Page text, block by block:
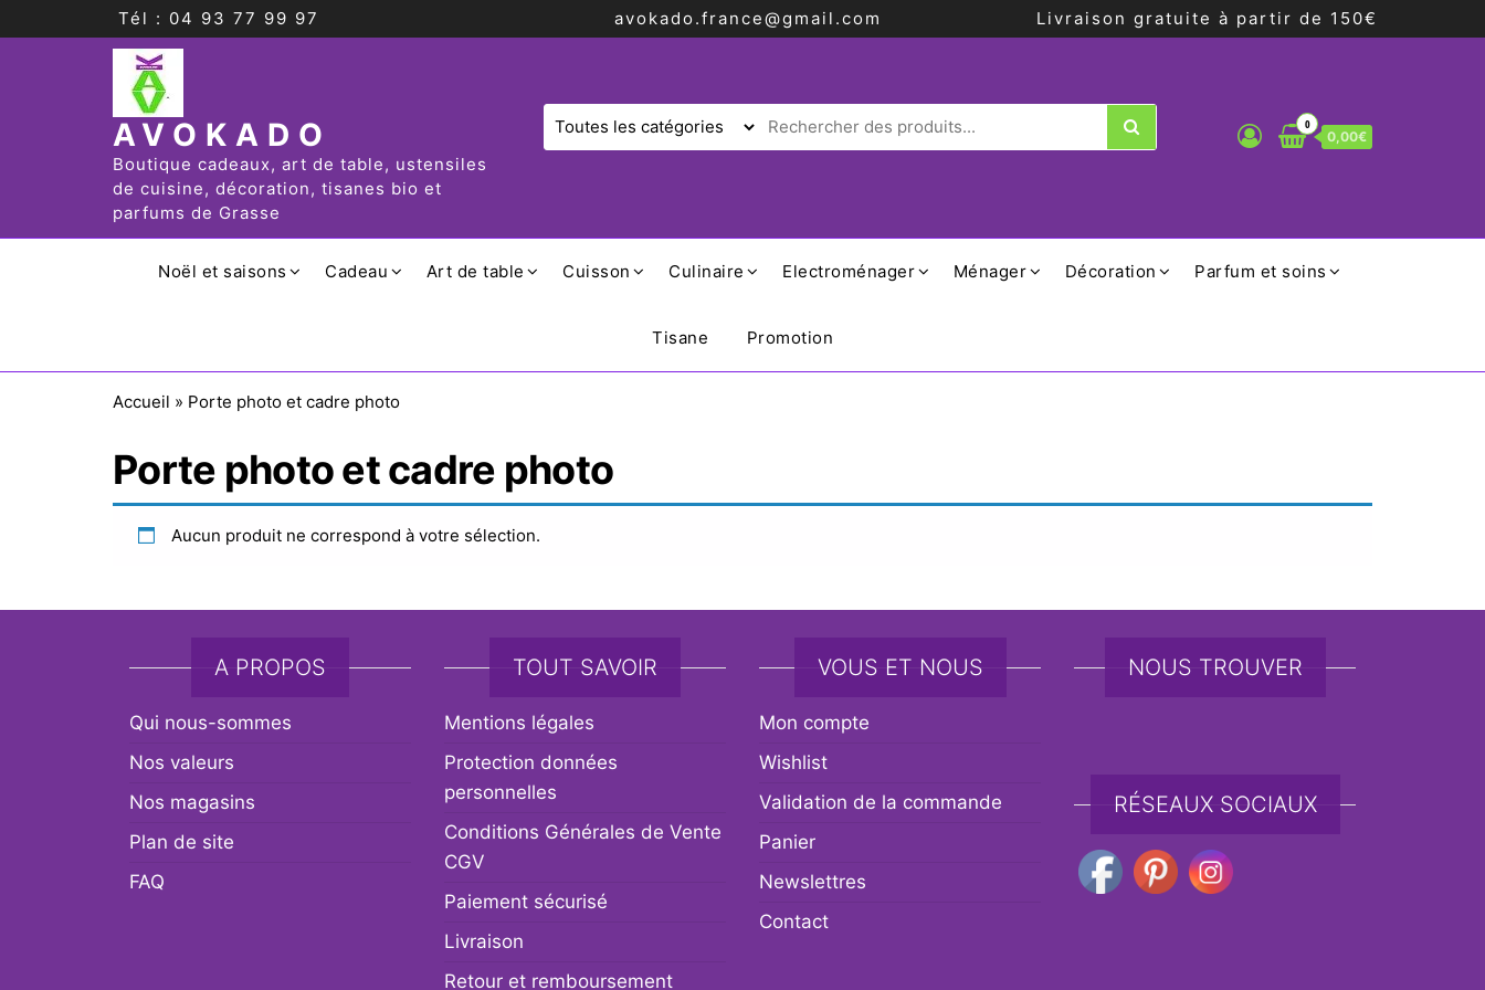
Tél : 04 93 77 99 97 avokado.france@gmail.com Livraison gratuite à partir de 150€
AVOKADO
Boutique cadeaux, art de table, ustensiles
de cuisine, décoration, tisanes bio et
parfums de Grasse
0
0,00€
Noël et saisons Cadeau Art de table Cuisson Culinaire Electroménager Ménager Décoration Parfum et soins
Tisane Promotion
Accueil » Porte photo et cadre photo
Porte photo et cadre photo
Aucun produit ne correspond à votre sélection.
A PROPOS
Qui nous-sommes
Nos valeurs
Nos magasins
Plan de site
FAQ
TOUT SAVOIR
Mentions légales
Protection données
personnelles
Conditions Générales de Vente
CGV
Paiement sécurisé
Livraison
Retour et remboursement
VOUS ET NOUS
Mon compte
Wishlist
Validation de la commande
Panier
Newslettres
Contact
NOUS TROUVER
RÉSEAUX SOCIAUX